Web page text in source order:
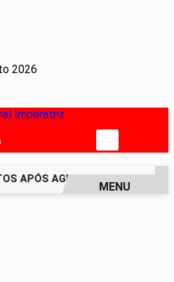
2026
APÓS AGREDIR GRAVEMENTE
MENU